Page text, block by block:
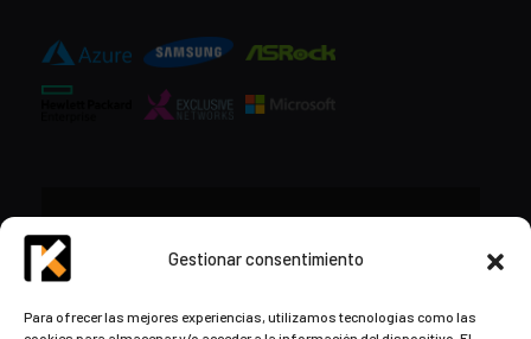
Gestionar consentimiento
Para ofrecer las mejores experiencias, utilizamos tecnologías como las